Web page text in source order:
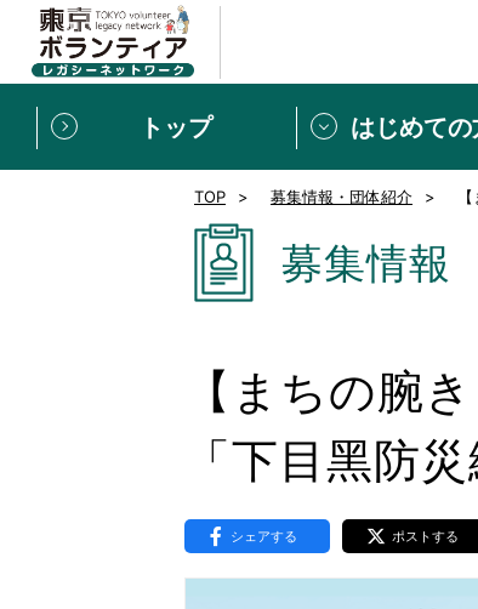
トップ はじめての
新規登録 ボラン
東京ボランティ
募集情報
[個人] 体験談
ボランティアの広
新着記事一覧
東京2020大会の
TOP 募集情報・団体紹介
募集情報
【まちの腕
「下⽬⿊防
シェアする ポストする